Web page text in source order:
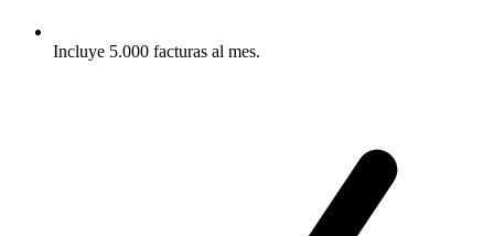
Incluye 5.000 facturas al mes.